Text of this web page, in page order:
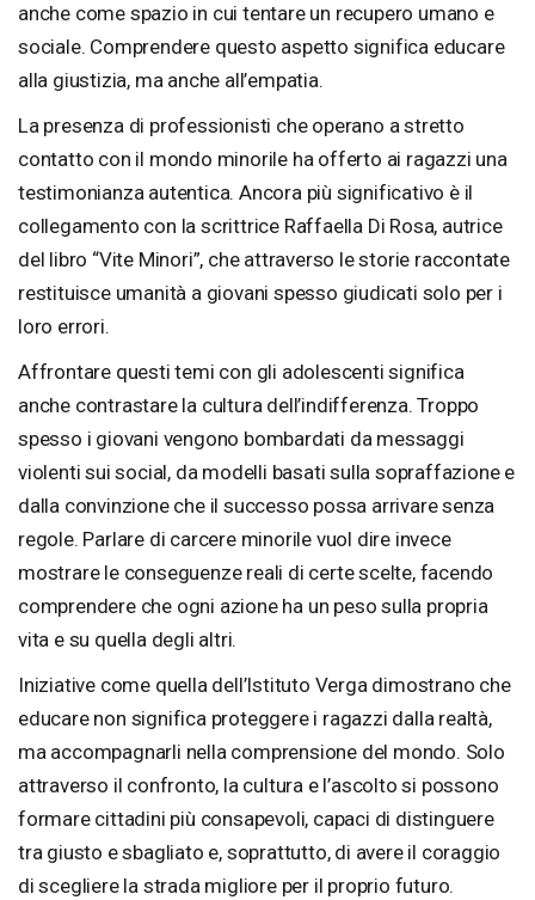
anche come spazio in cui tentare un recupero umano e
sociale. Comprendere questo aspetto significa educare
alla giustizia, ma anche all’empatia.
La presenza di professionisti che operano a stretto
contatto con il mondo minorile ha offerto ai ragazzi una
testimonianza autentica. Ancora più significativo è il
collegamento con la scrittrice Raffaella Di Rosa, autrice
del libro “Vite Minori”, che attraverso le storie raccontate
restituisce umanità a giovani spesso giudicati solo per i
loro errori.
Affrontare questi temi con gli adolescenti significa
anche contrastare la cultura dell’indifferenza. Troppo
spesso i giovani vengono bombardati da messaggi
violenti sui social, da modelli basati sulla sopraffazione e
dalla convinzione che il successo possa arrivare senza
regole. Parlare di carcere minorile vuol dire invece
mostrare le conseguenze reali di certe scelte, facendo
comprendere che ogni azione ha un peso sulla propria
vita e su quella degli altri.
Iniziative come quella dell’Istituto Verga dimostrano che
educare non significa proteggere i ragazzi dalla realtà,
ma accompagnarli nella comprensione del mondo. Solo
attraverso il confronto, la cultura e l’ascolto si possono
formare cittadini più consapevoli, capaci di distinguere
tra giusto e sbagliato e, soprattutto, di avere il coraggio
di scegliere la strada migliore per il proprio futuro.